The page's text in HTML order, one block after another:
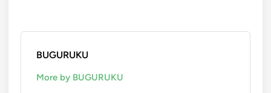
BUGURUKU
More by BUGURUKU